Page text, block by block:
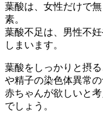
葉酸は、女性だけで
素。
葉酸不足は、男性不
しまいます。
葉酸をしっかりと摂
や精子の染色体異常
赤ちゃんが欲しいと
でしょう。